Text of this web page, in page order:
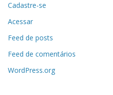
Cadastre-se
Acessar
Feed de posts
Feed de comentários
WordPress.org